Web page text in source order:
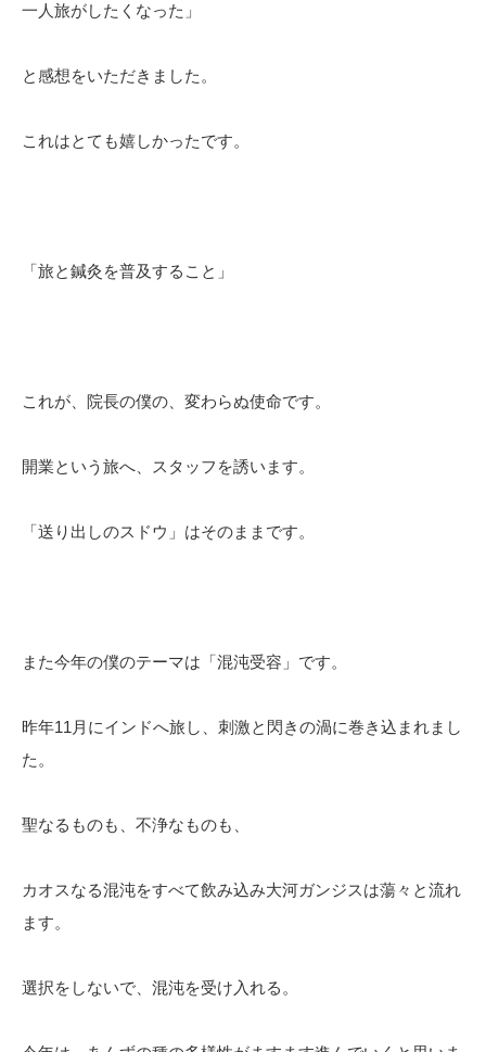
一人旅がしたくなった」
と感想をいただきました。
これはとても嬉しかったです。
「旅と鍼灸を普及すること」
これが、院長の僕の、変わらぬ使命です。
開業という旅へ、スタッフを誘います。
「送り出しのスドウ」はそのままです。
また今年の僕のテーマは「混沌受容」です。
昨年11月にインドへ旅し、刺激と閃きの渦に巻き込まれまし
た。
聖なるものも、不浄なものも、
カオスなる混沌をすべて飲み込み大河ガンジスは蕩々と流れ
ます。
選択をしないで、混沌を受け入れる。